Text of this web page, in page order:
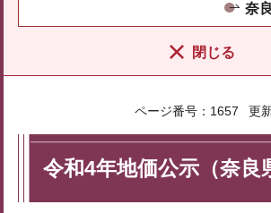
奈
閉じる
ページ番号：1657 更
令和4年地価公示（奈良